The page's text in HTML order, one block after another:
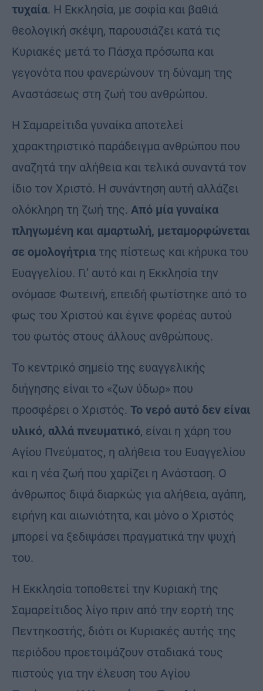
τυχαία. Η Εκκλησία, με σοφία και βαθιά
θεολογική σκέψη, παρουσιάζει κατά τις
Κυριακές μετά το Πάσχα πρόσωπα και
γεγονότα που φανερώνουν τη δύναμη της
Αναστάσεως στη ζωή του ανθρώπου.
Η Σαμαρείτιδα γυναίκα αποτελεί
χαρακτηριστικό παράδειγμα ανθρώπου που
αναζητά την αλήθεια και τελικά συναντά τον
ίδιο τον Χριστό. Η συνάντηση αυτή αλλάζει
ολόκληρη τη ζωή της. Από μία γυναίκα
πληγωμένη και αμαρτωλή, μεταμορφώνεται
σε ομολογήτρια της πίστεως και κήρυκα του
Ευαγγελίου. Γι’ αυτό και η Εκκλησία την
ονόμασε Φωτεινή, επειδή φωτίστηκε από το
φως του Χριστού και έγινε φορέας αυτού
του φωτός στους άλλους ανθρώπους.
Το κεντρικό σημείο της ευαγγελικής
διήγησης είναι το «ζων ύδωρ» που
προσφέρει ο Χριστός. Το νερό αυτό δεν είναι
υλικό, αλλά πνευματικό, είναι η χάρη του
Αγίου Πνεύματος, η αλήθεια του Ευαγγελίου
και η νέα ζωή που χαρίζει η Ανάσταση. Ο
άνθρωπος διψά διαρκώς για αλήθεια, αγάπη,
ειρήνη και αιωνιότητα, και μόνο ο Χριστός
μπορεί να ξεδιψάσει πραγματικά την ψυχή
του.
Η Εκκλησία τοποθετεί την Κυριακή της
Σαμαρείτιδος λίγο πριν από την εορτή της
Πεντηκοστής, διότι οι Κυριακές αυτής της
περιόδου προετοιμάζουν σταδιακά τους
πιστούς για την έλευση του Αγίου